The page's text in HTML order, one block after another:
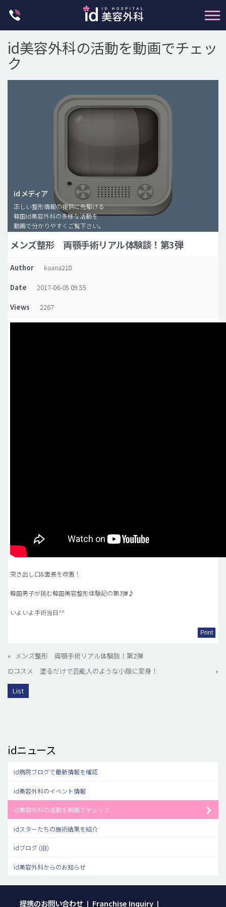
脂肪注入(アンチエイジング)
豊胸手術・バストアップ
プチ整形
脂肪吸引 (大容量)
id美容外科の活動を動画でチェッ
ク
id メディア
正しい整形情報の提供に先駆ける
韓国id美容外科の多様な活動を
動画で分かりやすくご覧下さい。
メンズ整形 両顎手術リアル体験談！第3弾
Author kaana218
Date 2017-06-05 09:55
Views 2267
突き出し口&面長を改善！
韓国男子が挑む韓国美容整形体験記の第3弾♪
いよいよ手術当日^^
Print
«
メンズ整形 両顎手術リアル体験談！第2弾
IDコスメ 塗るだけで芸能人のような小顔に変身！
»
List
idニュース
id病院ブログで最新情報を確認
id美容外科のイベント情報
id美容外科の活動を動画でチェック
idスターたちの施術結果を紹介
idブログ (旧)
id美容外科からのお知らせ
提携のお問い合わせ | Franchise Inquiry |